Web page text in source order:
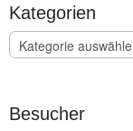
Kategorien
Kategorien
Besucher